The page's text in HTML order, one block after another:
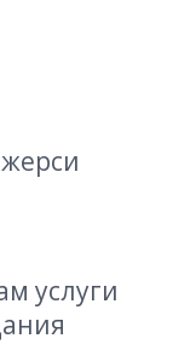
услуги